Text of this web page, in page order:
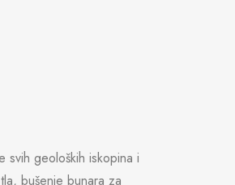
geoloških iskopina i
bušenje bunara za